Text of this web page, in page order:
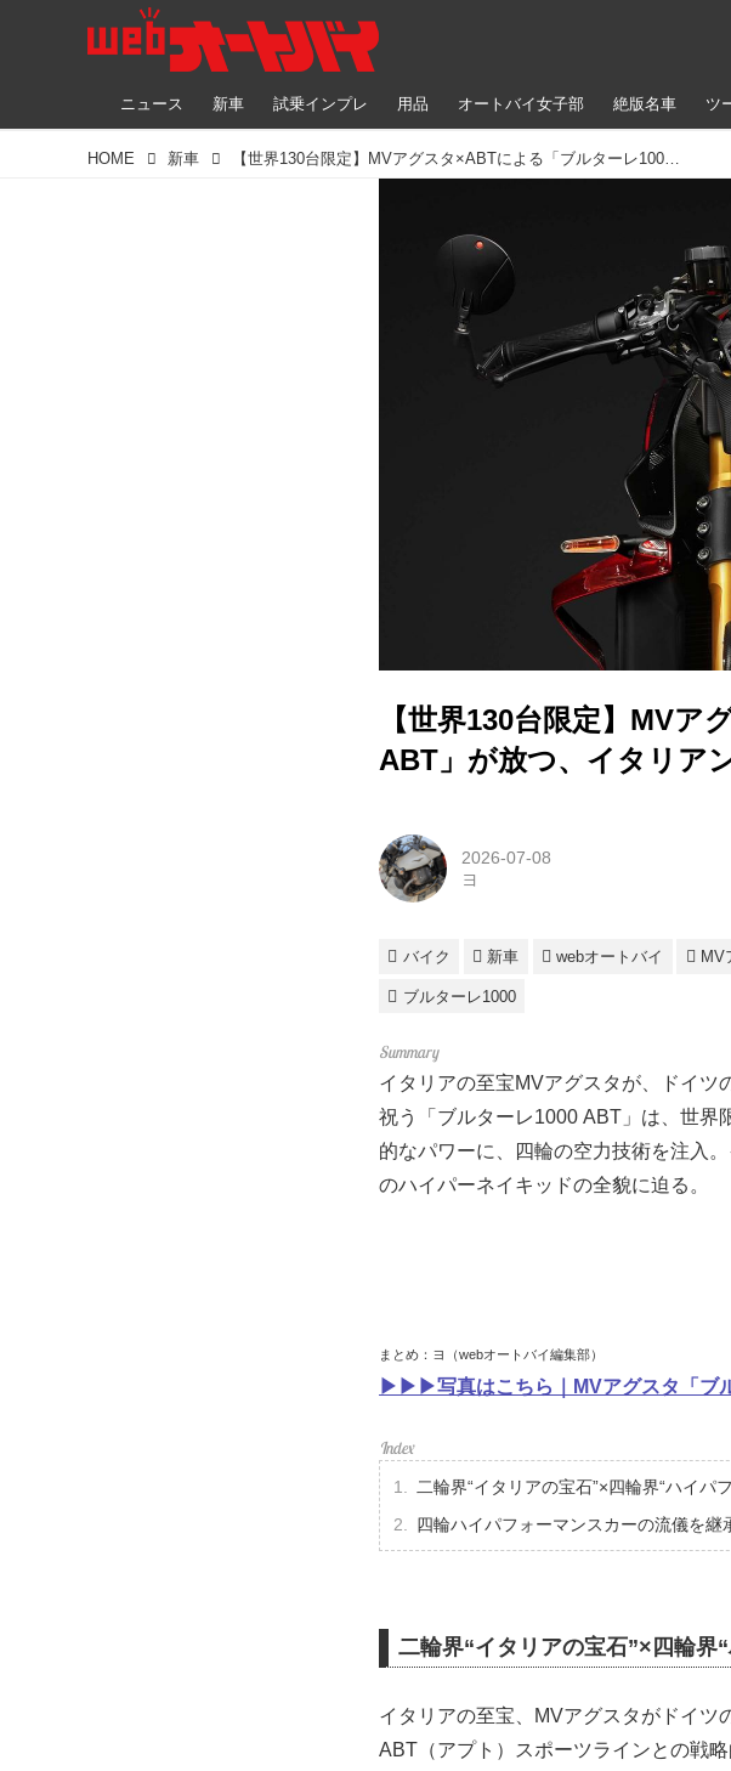
ニュース 新車 試乗インプレ 用品 オートバイ女子部 絶版名車 ツ
HOME 新車 【世界130台限定】MVアグスタ×ABTによる「ブルターレ1000 ABT」が放つ、イタリアンアートと独エンジニアリングの融合
【世界130台限定】MV
ABT」が放つ、イタリア
2026-07-08
ヨ
バイク 新車 webオートバイ MV
ブルターレ1000
イタリアの至宝MVアグスタが、ドイ
祝う「ブルターレ1000 ABT」は、世界
的なパワーに、四輪の空力技術を注入
のハイパーネイキッドの全貌に迫る。
まとめ：ヨ（webオートバイ編集部）
▶▶▶写真はこちら｜MVアグスタ「ブ
二輪界“イタリアの宝石”×四輪界“ハイパ
四輪ハイパフォーマンスカーの流儀を
二輪界“イタリアの宝石”×四輪界
イタリアの至宝、MVアグスタがドイツ
ABT（アプト）スポーツラインとの戦